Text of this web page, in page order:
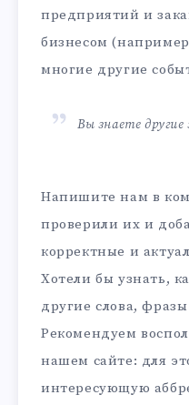
предприятий и
бизнесом
многие другие
Вы знаете другие
Напишите нам в
проверили их и
корректные и
Хотели бы узнать,
другие слова,
Рекомендуем
нашем сайте: для
интересующую